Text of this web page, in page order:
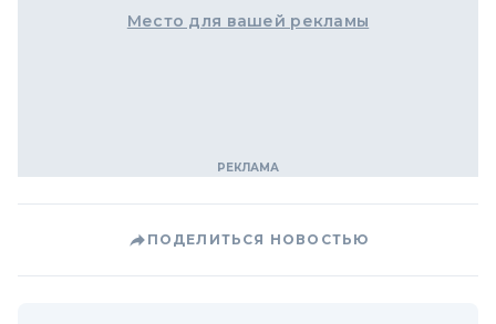
Место для вашей рекламы
ПОДЕЛИТЬСЯ НОВОСТЬЮ